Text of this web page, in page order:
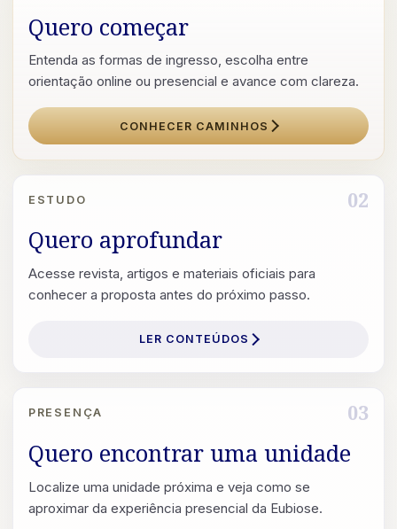
Quero começar
Entenda as formas de ingresso, escolha entre
orientação online ou presencial e avance com clareza.
CONHECER CAMINHOS
ESTUDO 02
Quero aprofundar
Acesse revista, artigos e materiais oficiais para
conhecer a proposta antes do próximo passo.
LER CONTEÚDOS
PRESENÇA 03
Quero encontrar uma unidade
Localize uma unidade próxima e veja como se
aproximar da experiência presencial da Eubiose.